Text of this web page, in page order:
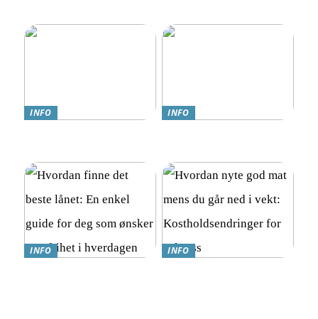
INFO
INFO
INFO
INFO